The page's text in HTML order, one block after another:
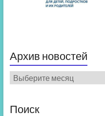
Архив новостей
Архив
новостей
Поиск